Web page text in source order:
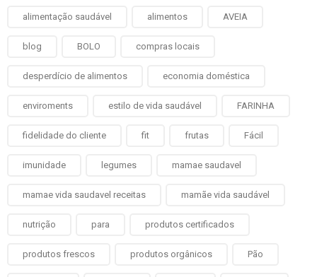
alimentação saudável alimentos AVEIA
blog BOLO compras locais
desperdício de alimentos economia doméstica
enviroments estilo de vida saudável FARINHA
fidelidade do cliente fit frutas Fácil
imunidade legumes mamae saudavel
mamae vida saudavel receitas mamãe vida saudável
nutrição para produtos certificados
produtos frescos produtos orgânicos Pão